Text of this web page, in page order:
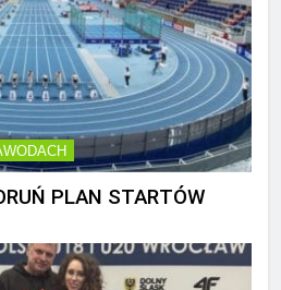
PLAN STARTÓW